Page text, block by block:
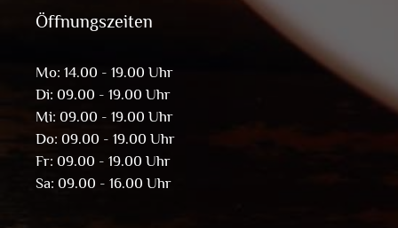
Öffnungszeiten
Mo: 14.00 - 19.00 Uhr
Di: 09.00 - 19.00 Uhr
Mi: 09.00 - 19.00 Uhr
Do: 09.00 - 19.00 Uhr
Fr: 09.00 - 19.00 Uhr
Sa: 09.00 - 16.00 Uhr